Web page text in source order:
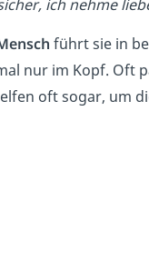
ich nehme
führt sie in
nur im Kopf. Oft
oft sogar, um